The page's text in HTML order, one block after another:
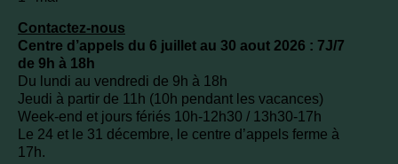
Contactez-nous
Centre d’appels du 6 juillet au 30 aout 2026 : 7J/7
de 9h à 18h
Du lundi au vendredi de 9h à 18h
Jeudi à partir de 11h (10h pendant les vacances)
Week-end et jours fériés 10h-12h30 / 13h30-17h
Le 24 et le 31 décembre, le centre d’appels ferme à
17h.